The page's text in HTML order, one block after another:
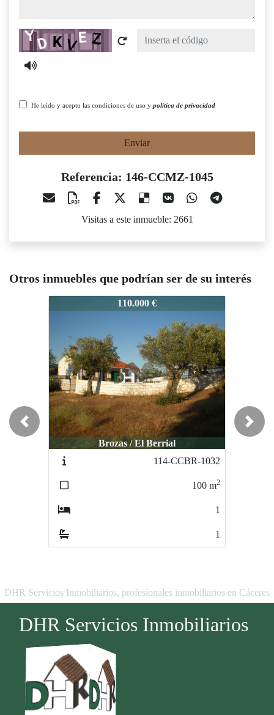
Captcha
He leído y acepto las condiciones de uso y política de privacidad
Enviar
Referencia: 146-CCMZ-1045
Visitas a este inmueble: 2661
Otros inmuebles que podrían ser de su interés
110.000 €
Brozas / El Berrial
114-CCBR-1032
m2
146-CCMZ-1045
Torrejón el Rubio / PN Monfragüe
Ocasión
555-CCTR-1088
Previous Next
DHR Servicios Inmobiliarios, profesionales inmobiliarios en Cáceres
DHR Servicios Inmobiliarios